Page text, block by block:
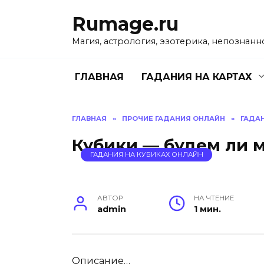
Rumage.ru
Магия, астрология, эзотерика,
ГЛАВНАЯ ГАДАНИЯ НА КАРТАХ
ГЛАВНАЯ » ПРОЧИЕ ГАДАНИЯ ОНЛАЙН »
Кубики — будем ли
ГАДАНИЯ НА КУБИКАХ ОНЛАЙН
АВТОР
admin
НА ЧТЕНИЕ
1 мин.
Описание…